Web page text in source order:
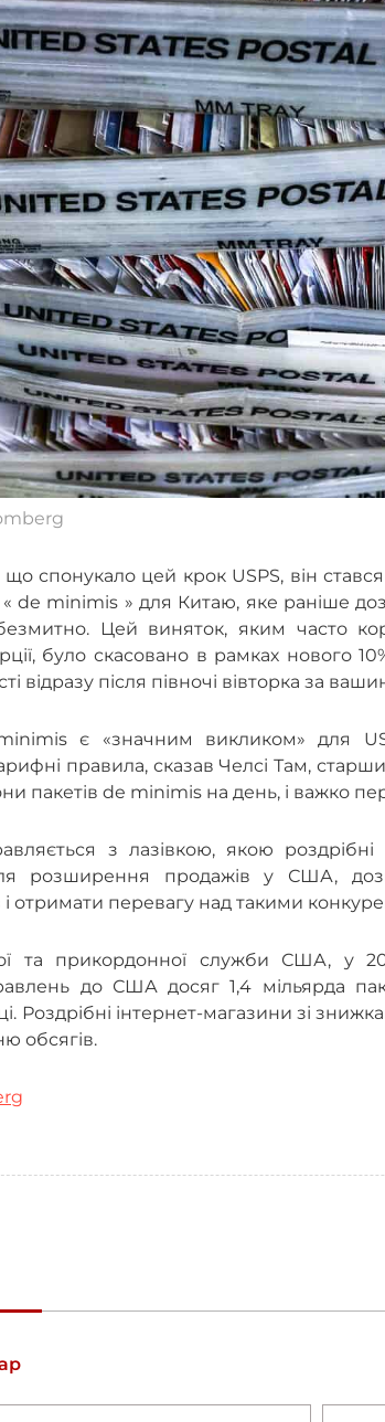
спонукало цей крок USPS, він
de minimis » для Китаю, яке раніше
Цей виняток, яким часто
було скасовано в рамках нового
відразу після півночі вівторка за
є «значним викликом» для
правила, сказав Челсі Там,
пакетів de minimis на день, і важко
з лазівкою, якою
розширення продажів у США,
і отримати перевагу над такими
та прикордонної служби США, у
до США досяг 1,4 мільярда
Роздрібні інтернет-магазини зі
обсягів.